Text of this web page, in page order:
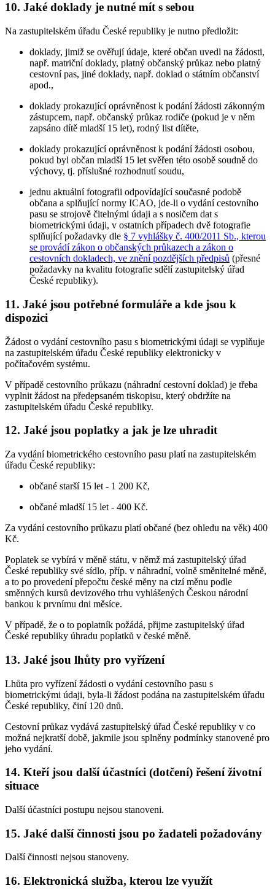
10. Jaké doklady je nutné mít s sebou
Na zastupitelském úřadu České republiky je nutno předložit:
doklady, jimiž se ověřují údaje, které občan uvedl na žádosti,
např. matriční doklady, platný občanský průkaz nebo platný
cestovní pas, jiné doklady, např. doklad o státním občanství
apod.,
doklady prokazující oprávněnost k podání žádosti zákonným
zástupcem, např. občanský průkaz rodiče (pokud je v něm
zapsáno dítě mladší 15 let), rodný list dítěte,
doklady prokazující oprávněnost k podání žádosti osobou,
pokud byl občan mladší 15 let svěřen této osobě soudně do
výchovy, tj. příslušné rozhodnutí soudu,
jednu aktuální fotografii odpovídající současné podobě
občana a splňující normy ICAO, jde-li o vydání cestovního
pasu se strojově čitelnými údaji a s nosičem dat s
biometrickými údaji, v ostatních případech dvě fotografie
splňující požadavky dle § 7 vyhlášky č. 400/2011 Sb., kterou
se provádí zákon o občanských průkazech a zákon o
cestovních dokladech, ve znění pozdějších předpisů (přesné
požadavky na kvalitu fotografie sdělí zastupitelský úřad
České republiky).
11. Jaké jsou potřebné formuláře a kde jsou k
dispozici
Žádost o vydání cestovního pasu s biometrickými údaji se vyplňuje
na zastupitelském úřadu České republiky elektronicky v
počítačovém systému.
V případě cestovního průkazu (náhradní cestovní doklad) je třeba
vyplnit žádost na předepsaném tiskopisu, který obdržíte na
zastupitelském úřadu České republiky.
12. Jaké jsou poplatky a jak je lze uhradit
Za vydání biometrického cestovního pasu platí na zastupitelském
úřadu České republiky:
občané starší 15 let - 1 200 Kč,
občané mladší 15 let - 400 Kč.
Za vydání cestovního průkazu platí občané (bez ohledu na věk) 400
Kč.
Poplatek se vybírá v měně státu, v němž má zastupitelský úřad
České republiky své sídlo, příp. v náhradní, volně směnitelné měně,
a to po provedení přepočtu české měny na cizí měnu podle
směnných kursů devizového trhu vyhlášených Českou národní
bankou k prvnímu dni měsíce.
V případě, že o to poplatník požádá, přijme zastupitelský úřad
České republiky úhradu poplatků v české měně.
13. Jaké jsou lhůty pro vyřízení
Lhůta pro vyřízení žádosti o vydání cestovního pasu s
biometrickými údaji, byla-li žádost podána na zastupitelském úřadu
České republiky, činí 120 dnů.
Cestovní průkaz vydává zastupitelský úřad České republiky v co
možná nejkratší době, jakmile jsou splněny podmínky stanovené pro
jeho vydání.
14. Kteří jsou další účastníci (dotčení) řešení životní
situace
Další účastníci postupu nejsou stanoveni.
15. Jaké další činnosti jsou po žadateli požadovány
Další činnosti nejsou stanoveny.
16. Elektronická služba, kterou lze využít